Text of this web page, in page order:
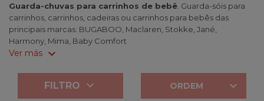
Guarda-chuvas para carrinhos de bebê . Guarda-sóis para
carrinhos, carrinhos, cadeiras ou carrinhos para bebês das
principais marcas: BUGABOO, Maclaren, Stokke, Jané,
Harmony, Mima, Baby Comfort
Ver más expand_more
ORDEM 
FILTRO 